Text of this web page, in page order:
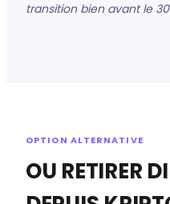
transition bien avant le
OPTION ALTERNATIVE
OU RETIRER